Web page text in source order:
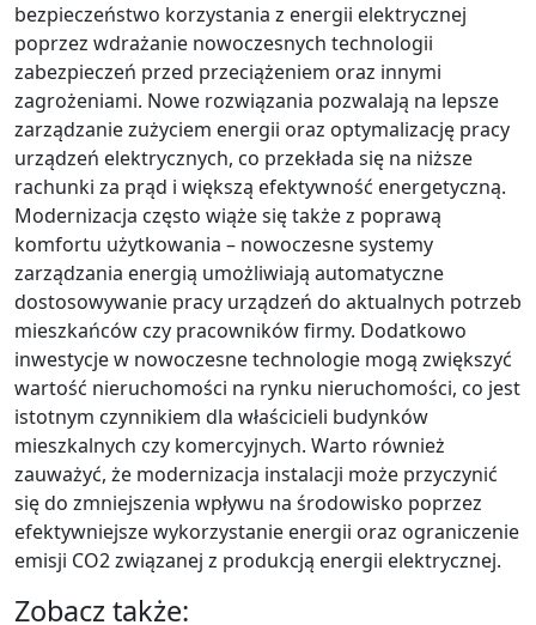
bezpieczeństwo korzystania z energii elektrycznej
poprzez wdrażanie nowoczesnych technologii
zabezpieczeń przed przeciążeniem oraz innymi
zagrożeniami. Nowe rozwiązania pozwalają na lepsze
zarządzanie zużyciem energii oraz optymalizację pracy
urządzeń elektrycznych, co przekłada się na niższe
rachunki za prąd i większą efektywność energetyczną.
Modernizacja często wiąże się także z poprawą
komfortu użytkowania – nowoczesne systemy
zarządzania energią umożliwiają automatyczne
dostosowywanie pracy urządzeń do aktualnych potrzeb
mieszkańców czy pracowników firmy. Dodatkowo
inwestycje w nowoczesne technologie mogą zwiększyć
wartość nieruchomości na rynku nieruchomości, co jest
istotnym czynnikiem dla właścicieli budynków
mieszkalnych czy komercyjnych. Warto również
zauważyć, że modernizacja instalacji może przyczynić
się do zmniejszenia wpływu na środowisko poprzez
efektywniejsze wykorzystanie energii oraz ograniczenie
emisji CO2 związanej z produkcją energii elektrycznej.
Zobacz także: